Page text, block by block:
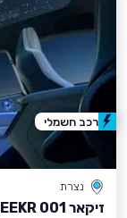
נצרת
זיקאר ZEEKR 001
רכב חשמלי